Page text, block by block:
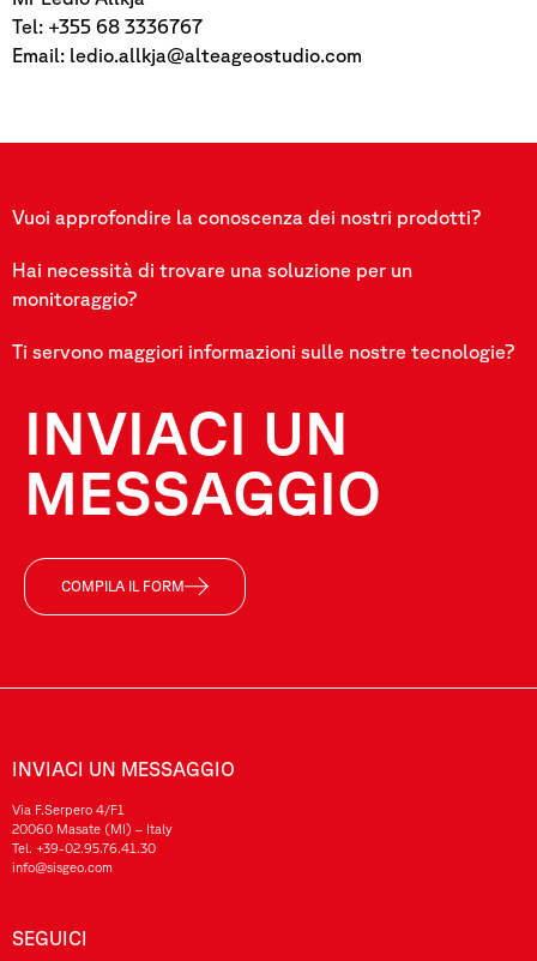
Tel: +355 68 3336767
Email: ledio.allkja@alteageostudio.com
Vuoi approfondire la conoscenza dei nostri prodotti?
Hai necessità di trovare una soluzione per un
monitoraggio?
Ti servono maggiori informazioni sulle nostre tecnologie?
INVIACI UN
MESSAGGIO
COMPILA IL FORM
INVIACI UN MESSAGGIO
Via F.Serpero 4/F1
20060 Masate (MI) – Italy
Tel. +39-02.95.76.41.30
info@sisgeo.com
SEGUICI